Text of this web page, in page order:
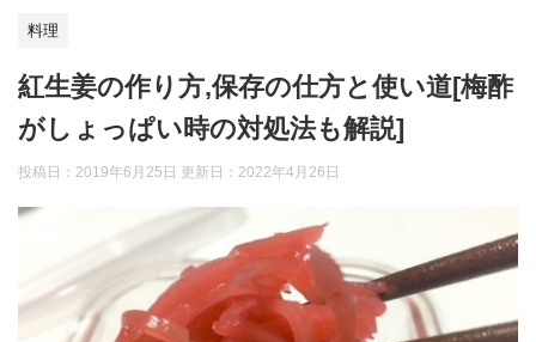
料理
紅生姜の作り方,保存の仕方と使い道[梅酢
がしょっぱい時の対処法も解説]
投稿日：2019年6月25日 更新日： 2022年4月26日